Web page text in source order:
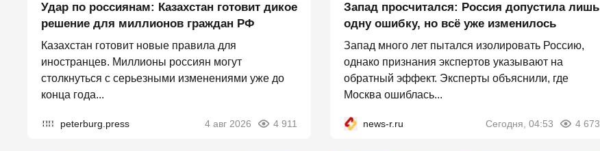
Удар по россиянам: Казахстан готовит дикое
решение для миллионов граждан РФ
Казахстан готовит новые правила для
иностранцев. Миллионы россиян могут
столкнуться с серьезными изменениями уже до
конца года...
peterburg.press 4 авг 2026 4 911
Запад просчитался: Россия допустила лишь
одну ошибку, но всё уже изменилось
Запад много лет пытался изолировать Россию,
однако признания экспертов указывают на
обратный эффект. Эксперты объяснили, где
Москва ошиблась...
news-r.ru Сегодня, 04:53 4 673